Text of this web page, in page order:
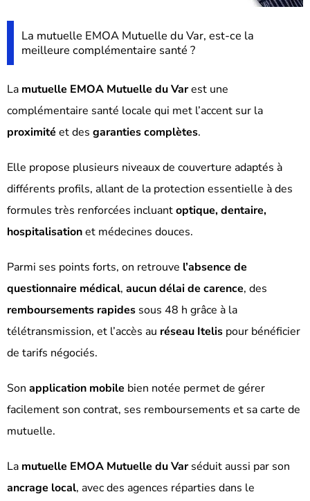
La mutuelle EMOA Mutuelle du Var, est-ce la
meilleure complémentaire santé ?
La mutuelle EMOA Mutuelle du Varest une
complémentaire santé locale qui met l’accent sur la
proximité et des garanties complètes.
Elle propose plusieurs niveaux de couverture adaptés à
différents profils, allant de la protection essentielle à des
formules très renforcées incluantoptique, dentaire,
hospitalisationet médecines douces.
Parmi ses points forts, on retrouve l’absence de
questionnaire médical, aucun délai de carence, des
remboursements rapides sous 48 h grâce à la
télétransmission, et l’accès au réseau Itelis pour bénéficier
de tarifs négociés.
Son application mobile bien notée permet de gérer
facilement son contrat, ses remboursements et sa carte de
mutuelle.
La mutuelle EMOA Mutuelle du Varséduit aussi par son
ancrage local, avec des agences réparties dans le